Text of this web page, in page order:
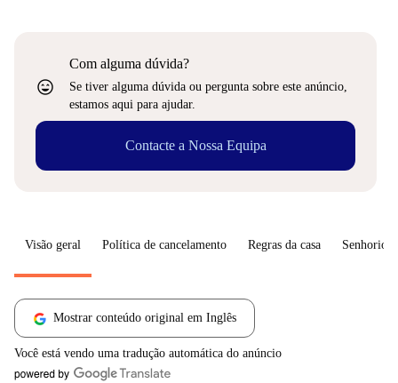
sentiment_very_satisfied
Com alguma dúvida?
Se tiver alguma dúvida ou pergunta sobre este anúncio,
estamos aqui para ajudar.
Contacte a Nossa Equipa
Visão geral Política de cancelamento Regras da casa Senhorio
Mostrar conteúdo original em Inglês
Você está vendo uma tradução automática do anúncio